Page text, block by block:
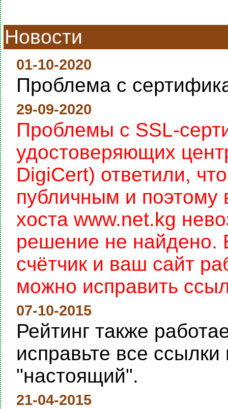
Новости
01-10-2020
Проблема с
29-09-2020
Проблемы с SSL-
удостоверяющих
DigiCert) ответили,
публичным и поэтому
хоста www.net.kg
решение не найдено.
счётчик и ваш сайт
можно исправить
07-10-2015
Рейтинг также
исправьте все
"настоящий".
21-04-2015